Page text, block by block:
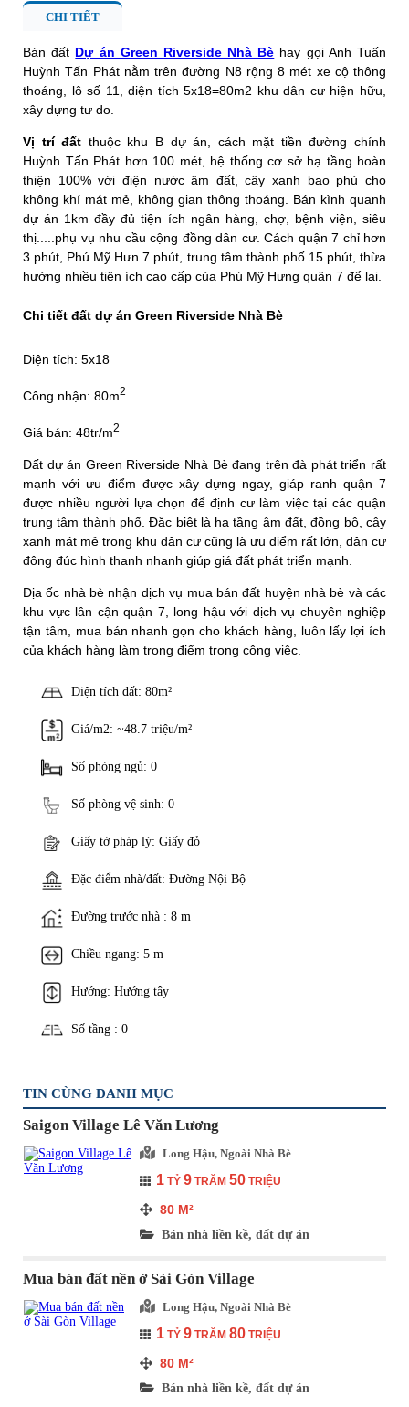
CHI TIẾT
Bán đất Dự án Green Riverside Nhà Bè hay gọi Anh Tuấn
Huỳnh Tấn Phát nằm trên đường N8 rộng 8 mét xe cộ thông
thoáng, lô số 11, diện tích 5x18=80m2 khu dân cư hiện hữu,
xây dựng tư do.
Vị trí đất thuộc khu B dự án, cách mặt tiền đường chính
Huỳnh Tấn Phát hơn 100 mét, hệ thống cơ sở hạ tầng hoàn
thiện 100% với điện nước âm đất, cây xanh bao phủ cho
không khí mát mẻ, không gian thông thoáng. Bán kình quanh
dự án 1km đầy đủ tiện ích ngân hàng, chợ, bệnh viện, siêu
thị.....phụ vụ nhu cầu cộng đồng dân cư. Cách quận 7 chỉ hơn
3 phút, Phú Mỹ Hưn 7 phút, trung tâm thành phố 15 phút, thừa
hưởng nhiều tiện ích cao cấp của Phú Mỹ Hưng quận 7 để lại.
Chi tiết đất dự án Green Riverside Nhà Bè
Diện tích: 5x18
Công nhận: 80m2
Giá bán: 48tr/m2
Đất dự án Green Riverside Nhà Bè đang trên đà phát triển rất
mạnh với ưu điểm được xây dựng ngay, giáp ranh quận 7
được nhiều người lựa chọn để định cư làm việc tại các quận
trung tâm thành phố. Đặc biệt là hạ tầng âm đất, đồng bộ, cây
xanh mát mẻ trong khu dân cư cũng là ưu điểm rất lớn, dân cư
đông đúc hình thanh nhanh giúp giá đất phát triển mạnh.
Địa ốc nhà bè nhận dịch vụ mua bán đất huyện nhà bè và các
khu vực lân cận quận 7, long hậu với dịch vụ chuyên nghiệp
tận tâm, mua bán nhanh gọn cho khách hàng, luôn lấy lợi ích
của khách hàng làm trọng điểm trong công việc.
Diện tích đất: 80m²
Giá/m2: ~48.7 triệu/m²
Số phòng ngủ: 0
Số phòng vệ sinh: 0
Giấy tờ pháp lý: Giấy đỏ
Đặc điểm nhà/đất: Đường Nội Bộ
Đường trước nhà : 8 m
Chiều ngang: 5 m
Hướng: Hướng tây
Số tầng : 0
TIN CÙNG DANH MỤC
Saigon Village Lê Văn Lương
Long Hậu, Ngoài Nhà Bè
1 TỶ9 TRĂM50 TRIỆU
80 M²
Bán nhà liền kề, đất dự án
Mua bán đất nền ở Sài Gòn Village
Long Hậu, Ngoài Nhà Bè
1 TỶ9 TRĂM80 TRIỆU
80 M²
Bán nhà liền kề, đất dự án